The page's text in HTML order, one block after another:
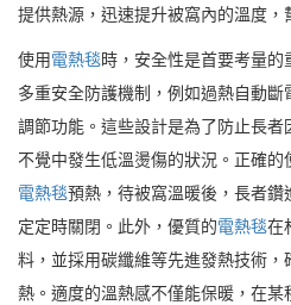
提供熱源，迅速提升被窩內的溫度，
使用電熱毯時，安全性是首要考量的
多重安全防護機制，例如過熱自動
調節功能。這些設計是為了防止長者
不覺中發生低溫燙傷的狀況。正確
電熱毯預熱，待被窩溫暖後，長者
定定時關閉。此外，優質的電熱毯在
料，並採用碳纖維等先進發熱技術，
熱。適度的溫熱感不僅能保暖，在